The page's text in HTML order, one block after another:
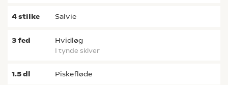
4stilke salvie
3fed hvidløg
i tynde skiver
1.5dl piskefløde